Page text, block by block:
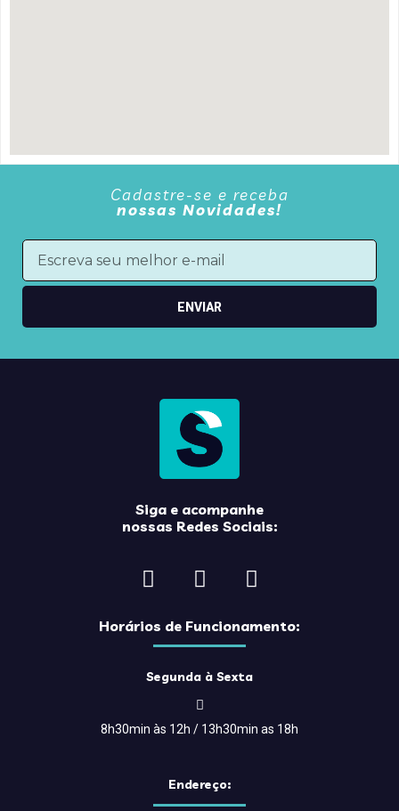
Cadastre-se e receba
nossas Novidades!
ENVIAR
Siga e acompanhe
nossas Redes Sociais:
Horários de Funcionamento:
Segunda à Sexta
8h30min às 12h / 13h30min as 18h
Endereço: